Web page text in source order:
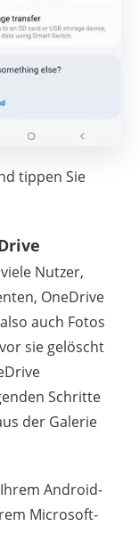
tippen Sie
Nutzer,
OneDrive
auch Fotos
sie gelöscht
Schritte
der Galerie
Android-
Microsoft-